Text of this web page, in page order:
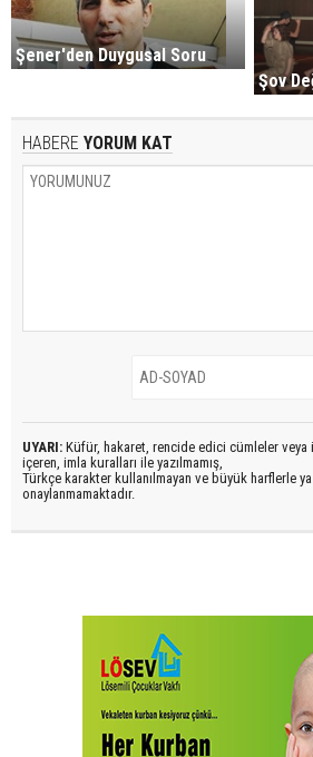
Şener'den Duygusal Soru
Şov
HABERE YORUM KAT
UYARI: Küfür, hakaret, rencide edici cümleler veya
içeren, imla kuralları ile yazılmamış,
Türkçe karakter kullanılmayan ve büyük harflerle
onaylanmamaktadır.